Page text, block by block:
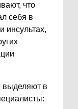
что
себя в
инсультах,
выделяют в